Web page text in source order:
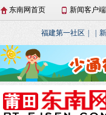
东南网首页 新闻客户端
福建第一社区
莆田仙游开展向立
动
湄洲岛举行庆“三
动
北岸莆禧古城：爬